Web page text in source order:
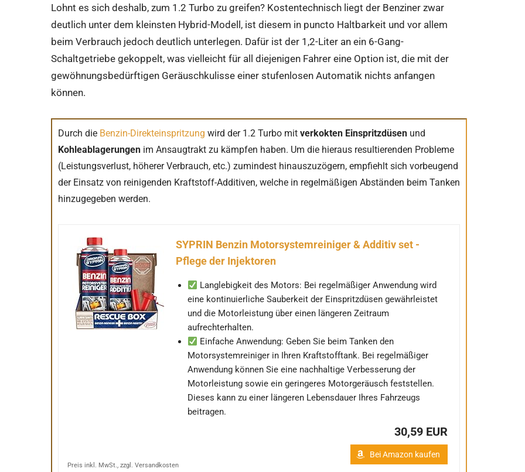
Lohnt es sich deshalb, zum 1.2 Turbo zu greifen? Kostentechnisch liegt der Benziner zwar
deutlich unter dem kleinsten Hybrid-Modell, ist diesem in puncto Haltbarkeit und vor allem
beim Verbrauch jedoch deutlich unterlegen. Dafür ist der 1,2-Liter an ein 6-Gang-
Schaltgetriebe gekoppelt, was vielleicht für all diejenigen Fahrer eine Option ist, die mit der
gewöhnungsbedürftigen Geräuschkulisse einer stufenlosen Automatik nichts anfangen
können.
Durch die Benzin-Direkteinspritzung wird der 1.2 Turbo mit verkokten Einspritzdüsen und
Kohleablagerungen im Ansaugtrakt zu kämpfen haben. Um die hieraus resultierenden Probleme
(Leistungsverlust, höherer Verbrauch, etc.) zumindest hinauszuzögern, empfiehlt sich vorbeugend
der Einsatz von reinigenden Kraftstoff-Additiven, welche in regelmäßigen Abständen beim Tanken
hinzugegeben werden.
SYPRIN Benzin Motorsystemreiniger & Additiv set -
Pflege der Injektoren
Langlebigkeit des Motors: Bei regelmäßiger Anwendung wird
eine kontinuierliche Sauberkeit der Einspritzdüsen gewährleistet
und die Motorleistung über einen längeren Zeitraum
aufrechterhalten.
Einfache Anwendung: Geben Sie beim Tanken den
Motorsystemreiniger in Ihren Kraftstofftank. Bei regelmäßiger
Anwendung können Sie eine nachhaltige Verbesserung der
Motorleistung sowie ein geringeres Motorgeräusch feststellen.
Dieses kann zu einer längeren Lebensdauer Ihres Fahrzeugs
beitragen.
30,59 EUR
Bei Amazon kaufen
Preis inkl. MwSt., zzgl. Versandkosten